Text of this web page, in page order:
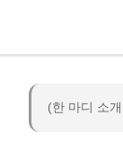
(한 마디 소